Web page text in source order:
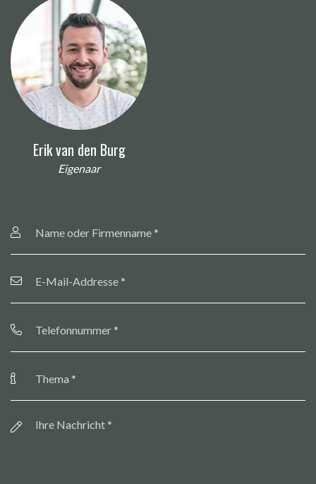
Erik van den Burg
Eigenaar
oder
Mail-